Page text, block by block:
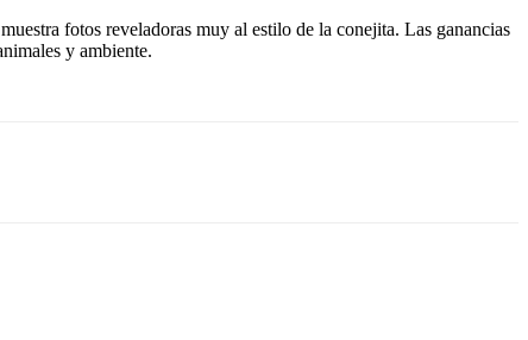
fotos reveladoras muy al estilo de la conejita. Las ganancias
y ambiente.